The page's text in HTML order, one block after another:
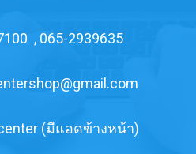
, 065-2939635
(มีแอดข้างหน้า)